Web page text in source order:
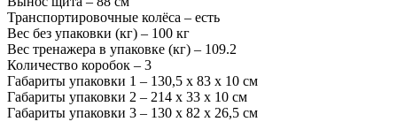
Транспортировочные колёса – есть
Вес без упаковки (кг) – 100 кг
Вес тренажера в упаковке (кг) – 109.2
Количество коробок – 3
Габариты упаковки 1 – 130,5 х 83 х 10 см
Габариты упаковки 2 – 214 х 33 х 10 см
Габариты упаковки 3 – 130 х 82 х 26,5 см